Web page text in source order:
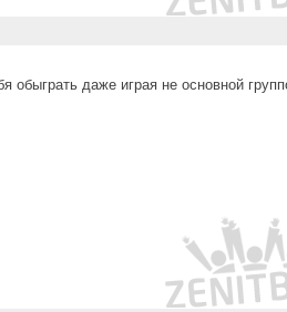
обыграть даже играя не основной